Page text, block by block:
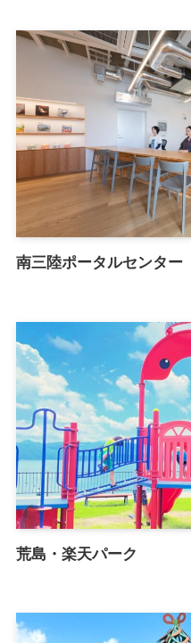
南三陸ポータルセンター
荒島・楽天パーク